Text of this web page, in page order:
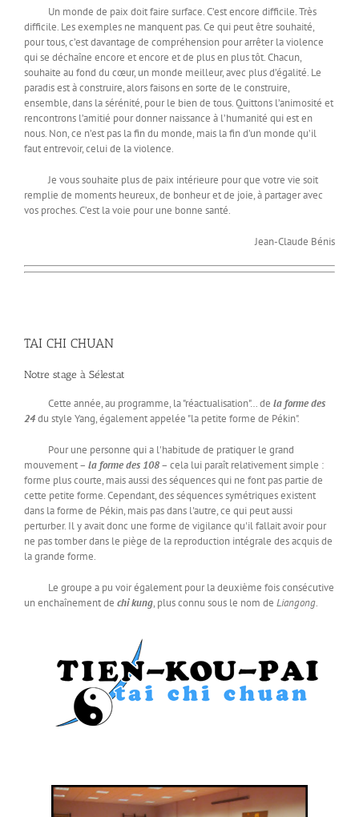
Un monde de paix doit faire surface. C’est encore difficile. Très
difficile. Les exemples ne manquent pas. Ce qui peut être souhaité,
pour tous, c’est davantage de compréhension pour arrêter la violence
qui se déchaîne encore et encore et de plus en plus tôt. Chacun,
souhaite au fond du cœur, un monde meilleur, avec plus d’égalité. Le
paradis est à construire, alors faisons en sorte de le construire,
ensemble, dans la sérénité, pour le bien de tous. Quittons l’animosité et
rencontrons l’amitié pour donner naissance à l’humanité qui est en
nous. Non, ce n’est pas la fin du monde, mais la fin d’un monde qu’il
faut entrevoir, celui de la violence.
Je vous souhaite plus de paix intérieure pour que votre vie soit
remplie de moments heureux, de bonheur et de joie, à partager avec
vos proches. C’est la voie pour une bonne santé.
Jean-Claude Bénis
TAI CHI CHUAN
Notre stage à Sélestat
Cette année, au programme, la "réactualisation"… de la forme des
24du style Yang, également appelée "la petite forme de Pékin".
Pour une personne qui a l'habitude de pratiquer le grand
mouvement – la forme des 108– cela lui paraît relativement simple :
forme plus courte, mais aussi des séquences qui ne font pas partie de
cette petite forme. Cependant, des séquences symétriques existent
dans la forme de Pékin, mais pas dans l'autre, ce qui peut aussi
perturber. Il y avait donc une forme de vigilance qu'il fallait avoir pour
ne pas tomber dans le piège de la reproduction intégrale des acquis de
la grande forme.
Le groupe a pu voir également pour la deuxième fois consécutive
un enchaînement de chi kung, plus connu sous le nom de Liangong.